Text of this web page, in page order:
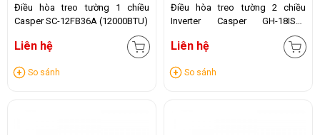
Điều hòa treo tường 1 chiều
Casper SC-12FB36A (12000BTU)
Liên hệ
So sánh
Điều hòa treo tường 2 chiều
Inverter Casper GH-18IS35
Liên hệ
So sánh